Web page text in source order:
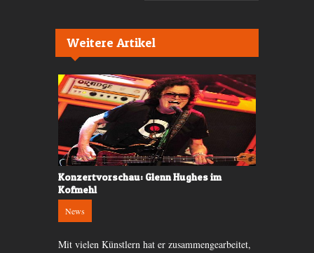
Weitere Artikel
Konzertvorschau: Glenn Hughes im
Kofmehl
News
Mit vielen Künstlern hat er zusammengearbeitet,